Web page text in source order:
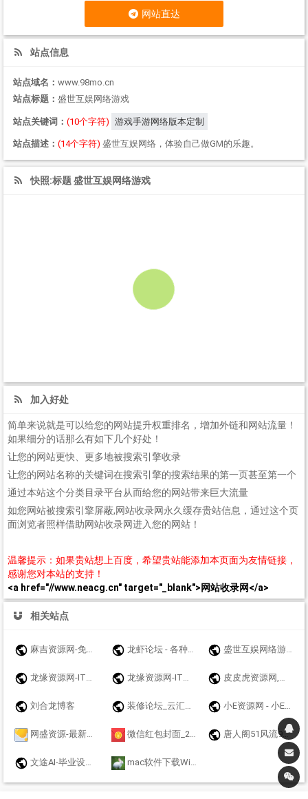
网站直达
站点信息
站点域名： www.98mo.cn
站点标题： 盛世互娱网络游戏
站点关键词： (10个字符) 游戏手游网络版本定制
站点描述： (14个字符) 盛世互娱网络，体验自己做GM的乐趣。
快照:标题 盛世互娱网络游戏
加入好处
简单来说就是可以给您的网站提升权重排名，增加外链和网站流量！
如果细分的话那么有如下几个好处！
让您的网站更快、更多地被搜索引擎收录
让您的网站名称的关键词在搜索引擎的搜索结果的第一页甚至第一个
通过本站这个分类目录平台从而给您的网站带来巨大流量
如您网站被搜索引擎屏蔽,网站收录网永久缓存贵站信息，通过这个页
面浏览者照样借助网站收录网进入您的网站！
温馨提示：如果贵站想上百度，希望贵站能添加本页面为友情链接，
感谢您对本站的支持！
<a href="//www.neacg.cn" target="_blank">网站收录网</a>
相关站点
麻吉资源网-免费游戏辅助分享网-众多破解软件资源论坛 - www.k7788.cn - www.k7788.cn 龙虾论坛 - 各种资源汇合，免费大全，互相交流，影视音乐软件游戏等 盛世互娱网络游戏
龙缘资源网-IT技术分享博客 龙缘资源网-IT技术分享博客 皮皮虎资源网,网站源码,源码,手游源码,传奇手游源码,游戏源码,手游一键端,战神引擎,幽冥传奇,白日门传奇,亲测源码,站长源码,源码网,源码站 ,站长亲测,详细视频配套,网站资源，网站技术，网站搭建
刘合龙博客 装修论坛_云汇社区_云汇社区【官网】 小E资源网 - 小E希望来的每个兄弟都能赚到钱
网盛资源-最新刷机包,救砖解锁,刷机工具教程,免费下载，安卓免费破解APP下载，源码资源，破解软件资源 微信红包封面_2024_新年_龙年_春节_动态_变异_音乐_特效_表白_节日_美女_卡通_可爱_婚礼_随礼_压岁钱_微信红包封面皮肤 唐人阁51风流91快活林修车大队一品探花信息论坛
文途AI-毕业设计毕业论文开题报告在线AI写作平台原创文章在线生成工具 mac软件下载Windows软件下载兔子博客资源网